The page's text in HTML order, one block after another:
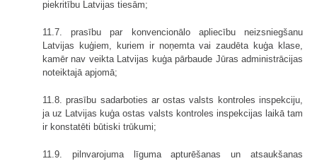
piekritību Latvijas tiesām;
11.7. prasību par konvencionālo apliecību neizsniegšanu
Latvijas kuģiem, kuriem ir noņemta vai zaudēta kuģa klase,
kamēr nav veikta Latvijas kuģa pārbaude Jūras administrācijas
noteiktajā apjomā;
11.8. prasību sadarboties ar ostas valsts kontroles inspekciju,
ja uz Latvijas kuģa ostas valsts kontroles inspekcijas laikā tam
ir konstatēti būtiski trūkumi;
11.9. pilnvarojuma līguma apturēšanas un atsaukšanas